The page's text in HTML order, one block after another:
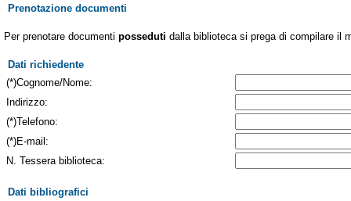
Prenotazione documenti
Per prenotare documenti posseduti dalla biblioteca si prega di compilare il
Dati richiedente
(*)Cognome/Nome:
Indirizzo:
(*)Telefono:
(*)E-mail:
N. Tessera biblioteca:
Dati bibliografici